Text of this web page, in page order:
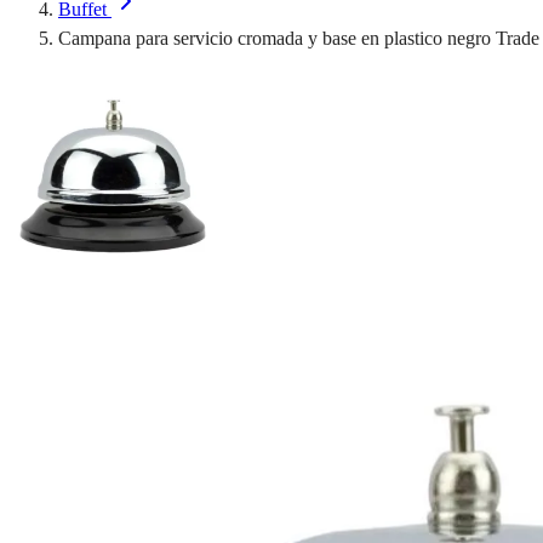
Buffet
Campana para servicio cromada y base en plastico negro Trade